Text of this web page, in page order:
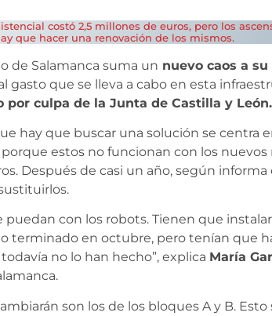
costó 2,5 millones de euros, pero los
que hacer una renovación de los mismos.
de Salamanca suma un nuevo caos a
gasto que se lleva a cabo en esta
por culpa de la Junta de Castilla y León.
hay que buscar una solución se centra
porque estos no funcionan con los
Después de casi un año, según informa
puedan con los robots. Tienen que
terminado en octubre, pero tenían que
no lo han hecho”, explica María
son los de los bloques A y B.